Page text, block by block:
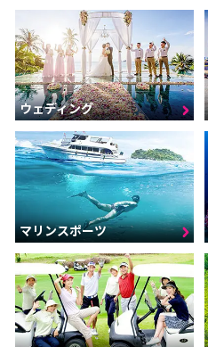
ウェディング
マリンスポーツ